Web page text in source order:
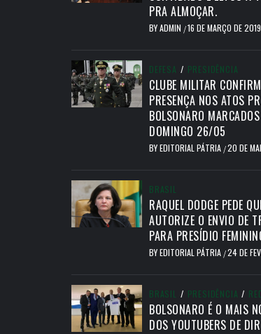
PRA ALMOÇAR.
BYADMIN /16 DE MARÇO DE 2019
DEFESA / PRESIDÊNCIA
CLUBE MILITAR
PRESENÇA NOS ATOS
BOLSONARO
DOMINGO 26/05
BYEDITORIAL PÁTRIA /20 DE
BRASIL
RAQUEL DODGE PEDE
AUTORIZE O ENVIO DE
PARA PRESÍDIO
BYEDITORIAL PÁTRIA /24 DE
BRASIL / PRESIDÊNCIA /
BOLSONARO É O MAIS
DOS YOUTUBERS DE